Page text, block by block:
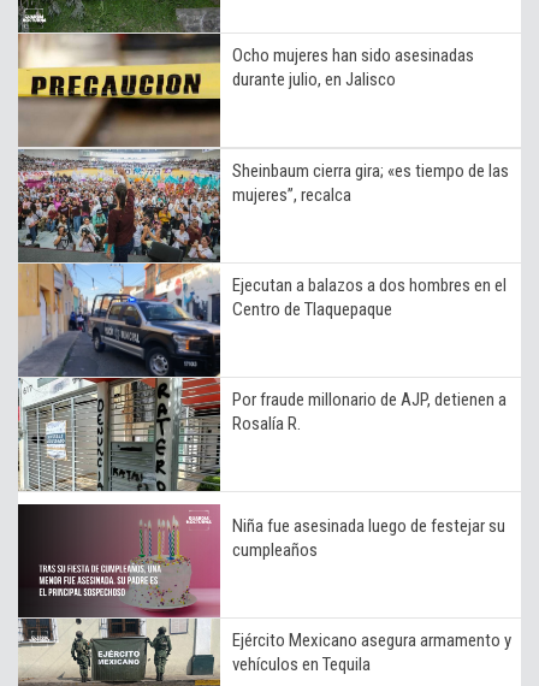
Ocho mujeres han sido asesinadas
durante julio, en Jalisco
Sheinbaum cierra gira; «es tiempo de las
mujeres’’, recalca
Ejecutan a balazos a dos hombres en el
Centro de Tlaquepaque
Por fraude millonario de AJP, detienen a
Rosalía R.
Niña fue asesinada luego de festejar su
cumpleaños
Ejército Mexicano asegura armamento y
vehículos en Tequila